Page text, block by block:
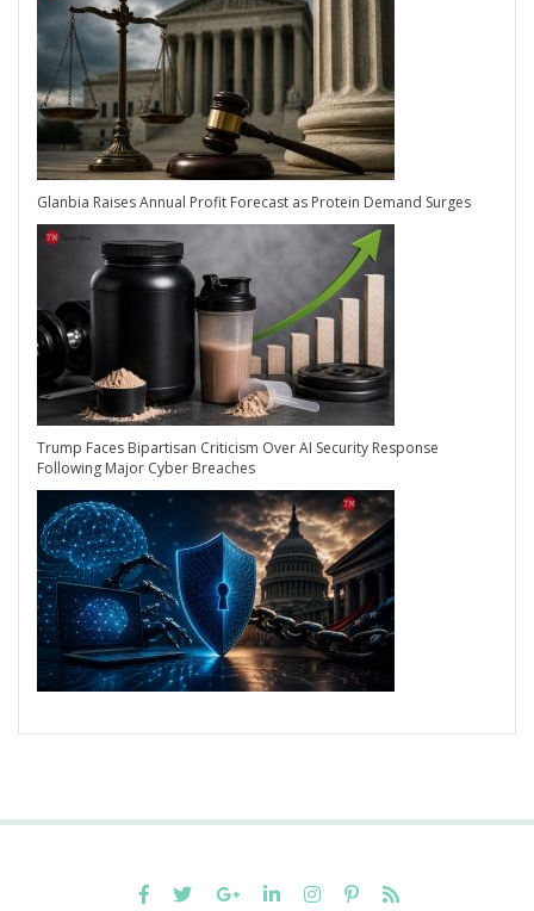
Glanbia Raises Annual Profit Forecast as Protein Demand Surges
Trump Faces Bipartisan Criticism Over AI Security Response
Following Major Cyber Breaches